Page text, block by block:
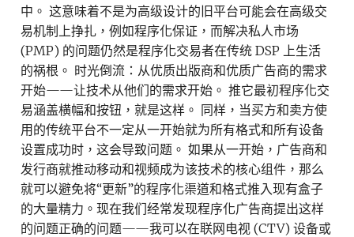
中。 这意味着不是为高级设计的旧平台可能会在高级交
易机制上挣扎，例如程序化保证，而解决私人市场
(PMP) 的问题仍然是程序化交易者在传统 DSP 上生活
的祸根。 时光倒流：从优质出版商和优质广告商的需求
开始——让技术从他们的需求开始。 推它最初程序化交
易涵盖横幅和按钮，就是这样。 同样，当买方和卖方使
用的传统平台不一定从一开始就为所有格式和所有设备
设置成功时，这会导致问题。 如果从一开始，广告商和
发行商就推动移动和视频成为该技术的核心组件，那么
就可以避免将“更新”的程序化渠道和格式推入现有盒子
的大量精力。现在我们经常发现程序化广告商提出这样
的问题正确的问题——我可以在联网电视 (CTV) 设备或